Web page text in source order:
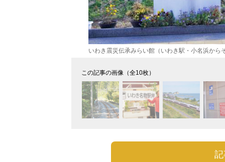
いわき震災伝承みらい館（いわき駅・小名浜から
この記事の画像（全10枚）